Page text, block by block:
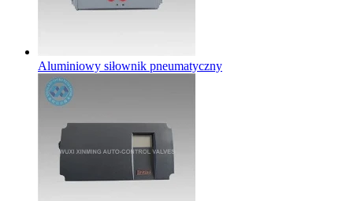
Aluminiowy siłownik pneumatyczny